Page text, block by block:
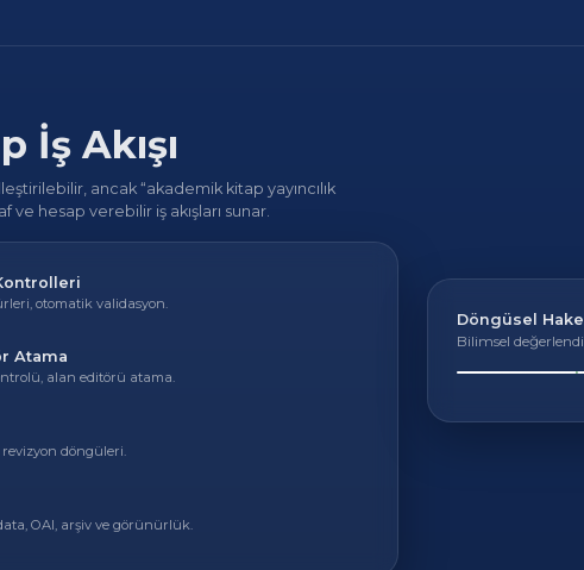
İş Akışı
ancak “akademik kitap yayıncılık
ve hesap verebilir iş akışları sunar.
otomatik validasyon.
Atama
alan editörü atama.
döngüleri.
OAI, arşiv ve görünürlük.
Döngüsel
Bilimsel